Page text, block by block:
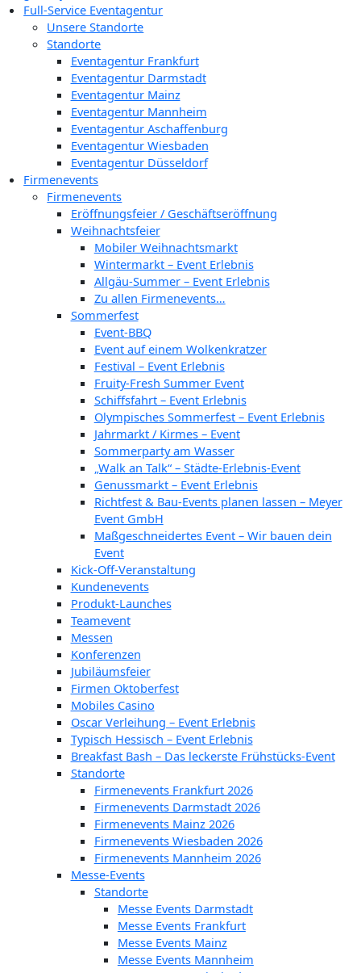
Full-Service Eventagentur
Unsere Standorte
Standorte
Eventagentur Frankfurt
Eventagentur Darmstadt
Eventagentur Mainz
Eventagentur Mannheim
Eventagentur Aschaffenburg
Eventagentur Wiesbaden
Eventagentur Düsseldorf
Firmenevents
Firmenevents
Eröffnungsfeier / Geschäftseröffnung
Weihnachtsfeier
Mobiler Weihnachtsmarkt
Wintermarkt – Event Erlebnis
Allgäu-Summer – Event Erlebnis
Zu allen Firmenevents…
Sommerfest
Event-BBQ
Event auf einem Wolkenkratzer
Festival – Event Erlebnis
Fruity-Fresh Summer Event
Schiffsfahrt – Event Erlebnis
Olympisches Sommerfest – Event Erlebnis
Jahrmarkt / Kirmes – Event
Sommerparty am Wasser
„Walk an Talk“ – Städte-Erlebnis-Event
Genussmarkt – Event Erlebnis
Richtfest & Bau-Events planen lassen – Meyer
Event GmbH
Maßgeschneidertes Event – Wir bauen dein
Event
Kick-Off-Veranstaltung
Kundenevents
Produkt-Launches
Teamevent
Messen
Konferenzen
Jubiläumsfeier
Firmen Oktoberfest
Mobiles Casino
Oscar Verleihung – Event Erlebnis
Typisch Hessisch – Event Erlebnis
Breakfast Bash – Das leckerste Frühstücks-Event
Standorte
Firmenevents Frankfurt 2026
Firmenevents Darmstadt 2026
Firmenevents Mainz 2026
Firmenevents Wiesbaden 2026
Firmenevents Mannheim 2026
Messe-Events
Standorte
Messe Events Darmstadt
Messe Events Frankfurt
Messe Events Mainz
Messe Events Mannheim